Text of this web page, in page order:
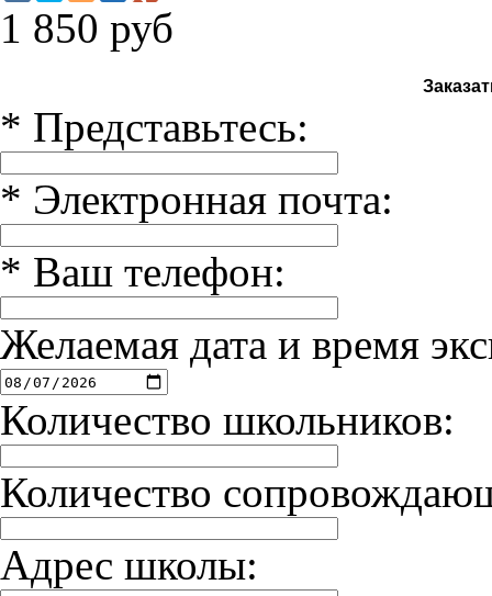
1 850 руб
* Представьтесь:
* Электронная почта:
* Ваш телефон:
Желаемая дата и время
Количество школьников:
Количество
Адрес школы: